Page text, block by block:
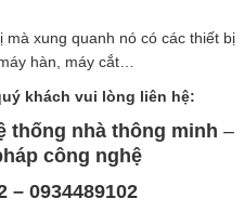
mà xung quanh nó có các thiết bị
hàn, máy cắt…
khách vui lòng liên hệ:
thống nhà thông minh –
công nghệ
– 0934489102